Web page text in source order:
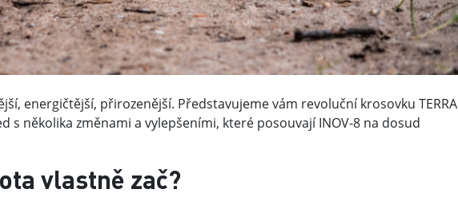
energičtější, přirozenější. Představujeme vám revoluční krosovku TERRA
s několika změnami a vylepšeními, které posouvají INOV-8 na dosud
vlastně zač?